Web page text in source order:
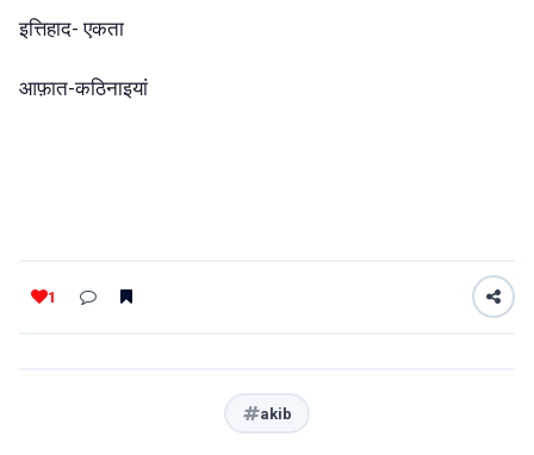
इत्तिहाद- एकता
आफ़ात-कठिनाइयां
1
akib